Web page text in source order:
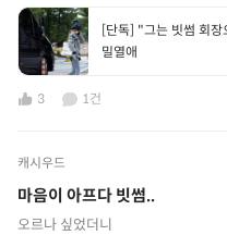
[단독] "그는 빗썸 회
밀열애
3 1건
캐시우드
마음이 아프다 빗썸..
오르나 싶었더니